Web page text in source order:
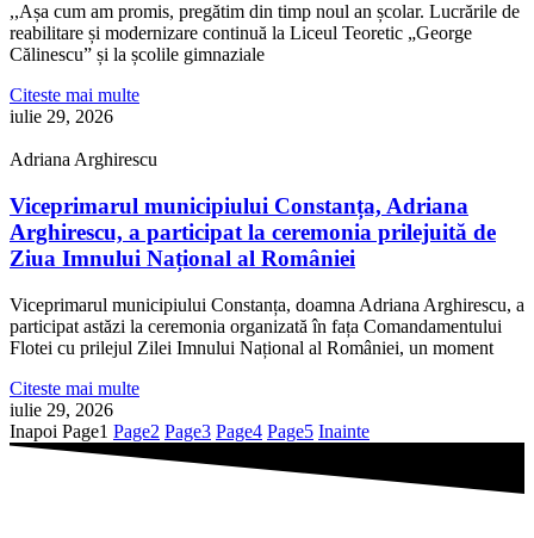
,,Așa cum am promis, pregătim din timp noul an școlar. Lucrările de
reabilitare și modernizare continuă la Liceul Teoretic „George
Călinescu” și la școlile gimnaziale
Citeste mai multe
iulie 29, 2026
Adriana Arghirescu
Viceprimarul municipiului Constanța, Adriana
Arghirescu, a participat la ceremonia prilejuită de
Ziua Imnului Național al României
Viceprimarul municipiului Constanța, doamna Adriana Arghirescu, a
participat astăzi la ceremonia organizată în fața Comandamentului
Flotei cu prilejul Zilei Imnului Național al României, un moment
Citeste mai multe
iulie 29, 2026
Inapoi Page1 Page2 Page3 Page4 Page5 Inainte